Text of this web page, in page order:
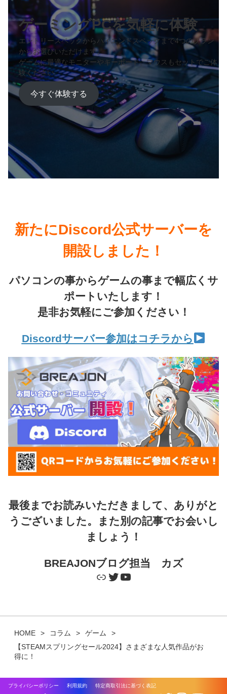
ゲーミングPCを気軽に体験
エントリースペックからハイエンドスペックまで4つのプラン
からお選びいただけます。
ゲームに最適なモニターやキーボード、マウスもセットでご体
験ください。
今すぐ体験する
新たにDiscord公式サーバーを
開設しました！
パソコンの事からゲームの事まで幅広くサ
ポートいたします！
是非お気軽にご参加ください！
Discordサーバー参加はコチラから
最後までお読みいただきまして、ありがと
うございました。また別の記事でお会いし
ましょう！
BREAJONブログ担当 カズ
LinkTwitter
YouTube
HOME コラム
ゲーム
【STEAMスプリングセール2024】さまざまな人気作品がお
得に！
プライバシーポリシー 利用規約 特定商取引法に基づく表記